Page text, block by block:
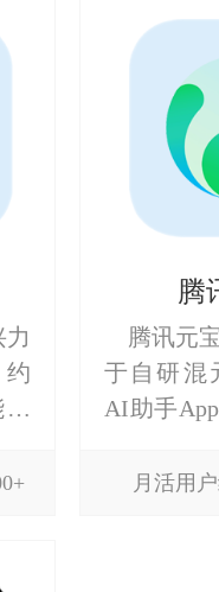
力
力
腾
腾讯元
于自研混
AI助手
圈广告
月活用